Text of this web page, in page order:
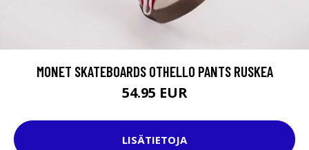
MONET SKATEBOARDS OTHELLO PANTS RUSKEA
54.95 EUR
LISÄTIETOJA